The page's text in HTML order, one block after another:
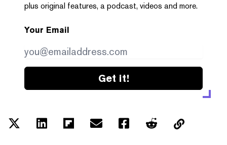
plus original features, a podcast, videos and more.
Your Email
Get it!